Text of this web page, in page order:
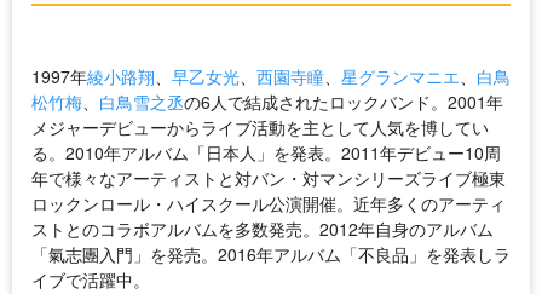
1997年綾小路翔、 早乙女光、 西園寺瞳、 星グランマニエ、 白鳥
松竹梅、 白鳥雪之丞の6人で結成されたロックバンド。2001年
メジャーデビューからライブ活動を主として人気を博してい
る。2010年アルバム「日本人」を発表。2011年デビュー10周
年で様々なアーティストと対バン・対マンシリーズライブ極東
ロックンロール・ハイスクール公演開催。近年多くのアーティ
ストとのコラボアルバムを多数発売。2012年自身のアルバム
「氣志團入門」を発売。2016年アルバム「不良品」を発表しラ
イブで活躍中。